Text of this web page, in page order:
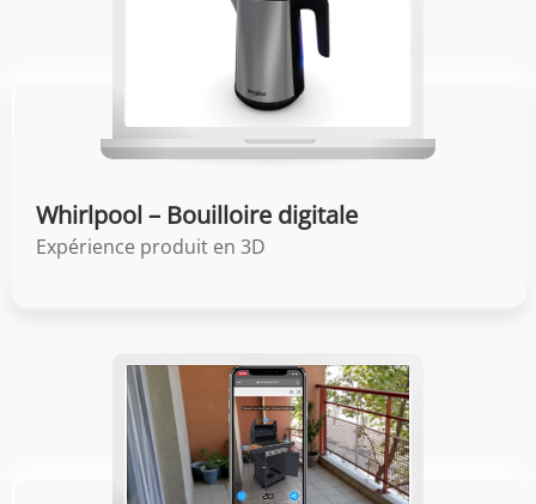
Whirlpool – Bouilloire digitale
Expérience produit en 3D